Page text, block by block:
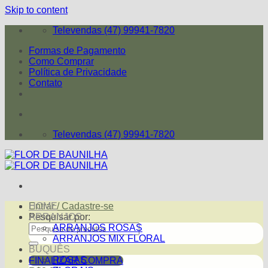
Skip to content
Televendas (47) 99941-7820
Formas de Pagamento
Como Comprar
Política de Privacidade
Contato
Televendas (47) 99941-7820
Entrar / Cadastre-se
Pesquisar por:
FINALIZAR COMPRA
HOME
ARRANJOS
ARRANJOS ROSAS
ARRANJOS MIX FLORAL
BUQUÊS
ROSAS